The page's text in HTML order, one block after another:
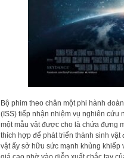
Bộ phim theo chân một phi hành
(ISS) tiếp nhận nhiệm vụ nghiên cứu
một mẫu vật được cho là chứa đựng
thích hợp để phát triển thành sinh
vật ấy sở hữu sức mạnh khủng